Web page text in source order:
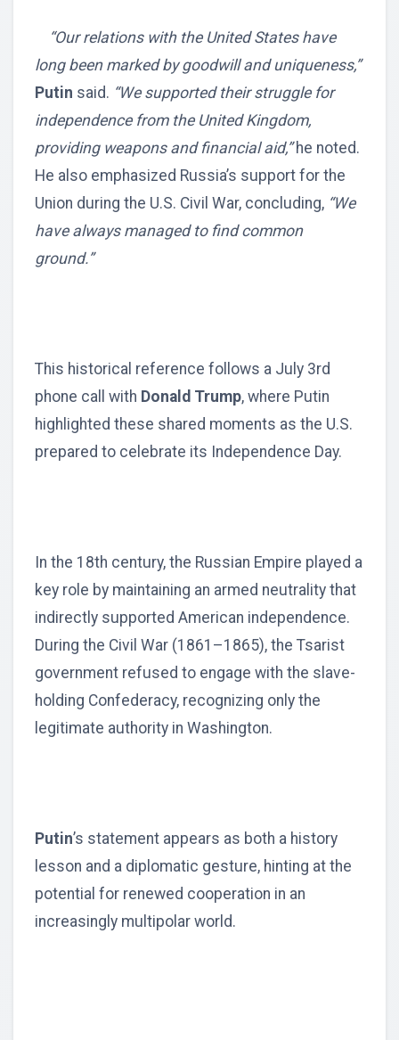
“Our relations with the United States have
long been marked by goodwill and uniqueness,”
Putin said. “We supported their struggle for
independence from the United Kingdom,
providing weapons and financial aid,”he noted.
He also emphasized Russia’s support for the
Union during the U.S. Civil War, concluding, “We
have always managed to find common
ground.”
This historical reference follows a July 3rd
phone call with Donald Trump, where Putin
highlighted these shared moments as the U.S.
prepared to celebrate its Independence Day.
In the 18th century, the Russian Empire played a
key role by maintaining an armed neutrality that
indirectly supported American independence.
During the Civil War (1861–1865), the Tsarist
government refused to engage with the slave-
holding Confederacy, recognizing only the
legitimate authority in Washington.
Putin’s statement appears as both a history
lesson and a diplomatic gesture, hinting at the
potential for renewed cooperation in an
increasingly multipolar world.